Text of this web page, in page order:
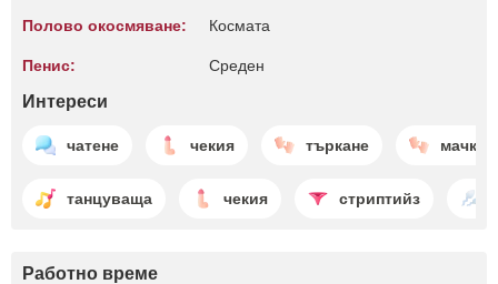
Полово окосмяване: Космата
Пенис: Среден
Интереси
чатене чекия търкане
танцуваща чекия стриптийз
Работно време